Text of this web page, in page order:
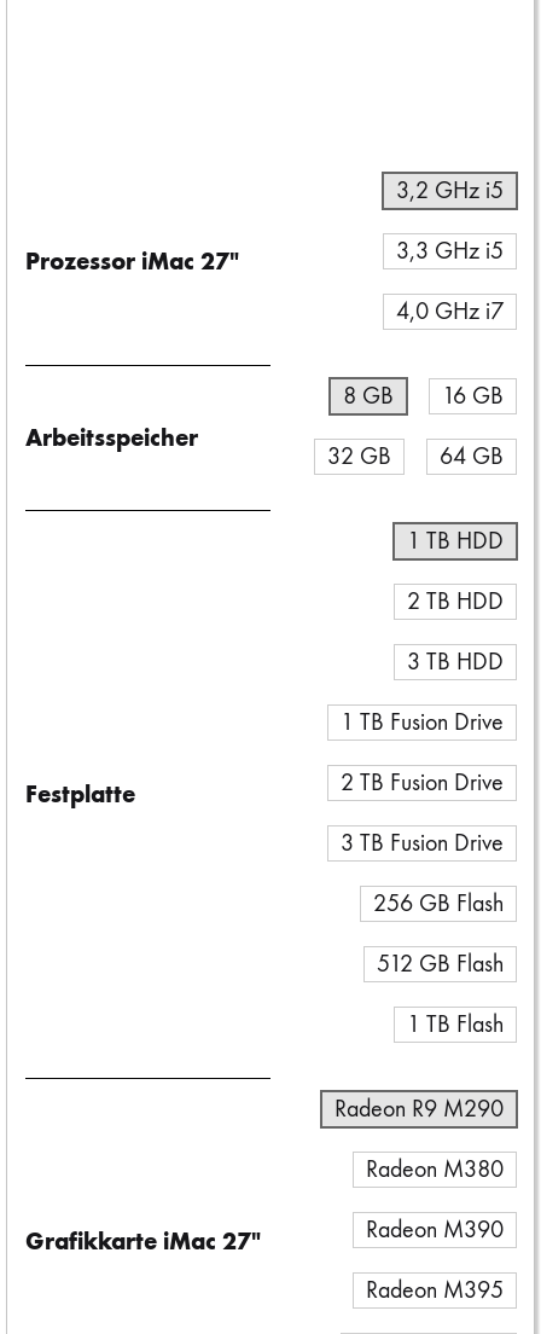
Prozessor iMac 27"
3,2 GHz i5
3,3 GHz i5
4,0 GHz i7
Arbeitsspeicher
8 GB 16 GB
32 GB 64 GB
Festplatte
1 TB HDD
2 TB HDD
3 TB HDD
1 TB Fusion Drive
2 TB Fusion Drive
3 TB Fusion Drive
256 GB Flash
512 GB Flash
1 TB Flash
Grafikkarte iMac 27"
Radeon R9 M290
Radeon M380
Radeon M390
Radeon M395